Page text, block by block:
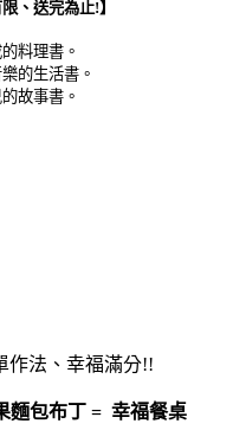
、送完為止!】
料理書。
的生活書。
故事書。
作法、幸福滿分!!
麵包布丁 = 幸福餐桌